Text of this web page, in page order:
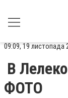
09:09, 19 листопада
В
ФОТО